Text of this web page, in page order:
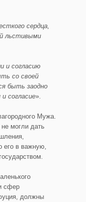
сердца,
льстивыми
и согласию
со своей
быть заодно
согласие».
Мужа.
не могли дать
его в важную,
сфер
должны